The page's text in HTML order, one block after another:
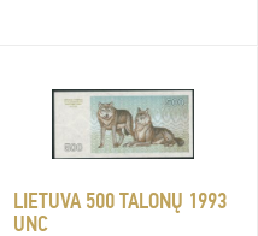
LIETUVA 500 TALONŲ 1993
UNC